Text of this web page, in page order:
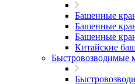
Башенные
Башенные
Башенные
Китайские
Быстровозводимые